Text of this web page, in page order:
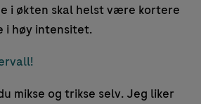
i økten skal helst være kortere
i høy intensitet.
mikse og trikse selv. Jeg liker